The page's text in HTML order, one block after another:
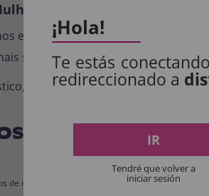
Gato online
esta fantasia com entrega rápida
sedutora da festa.
guantes, antifaz, diadema con
NOSSOS
roupas e perucas: 100% POLIÉSTER.
¡Hola!
Te estás
redireccionado a
IR
Tendré que volver a
iniciar sesión